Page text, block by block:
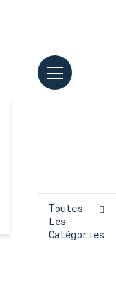
Toutes
Les
Catégories